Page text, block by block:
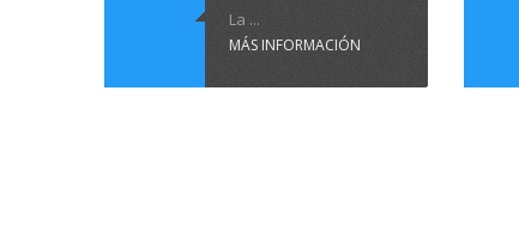
La ...
MÁS INFORMACIÓN